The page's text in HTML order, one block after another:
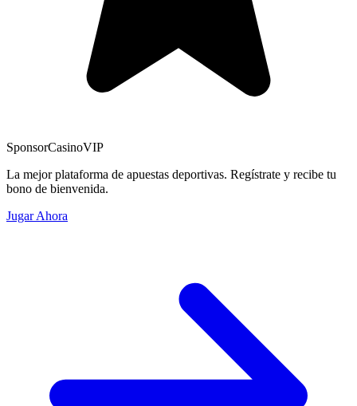
SponsorCasinoVIP
La mejor plataforma de apuestas deportivas. Regístrate y recibe tu
bono de bienvenida.
Jugar Ahora